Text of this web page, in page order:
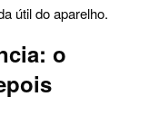
útil do aparelho.
o